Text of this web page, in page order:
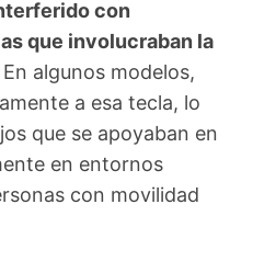
con
que involucraban la
En algunos modelos,
a esa tecla, lo
que se apoyaban en
en entornos
con movilidad